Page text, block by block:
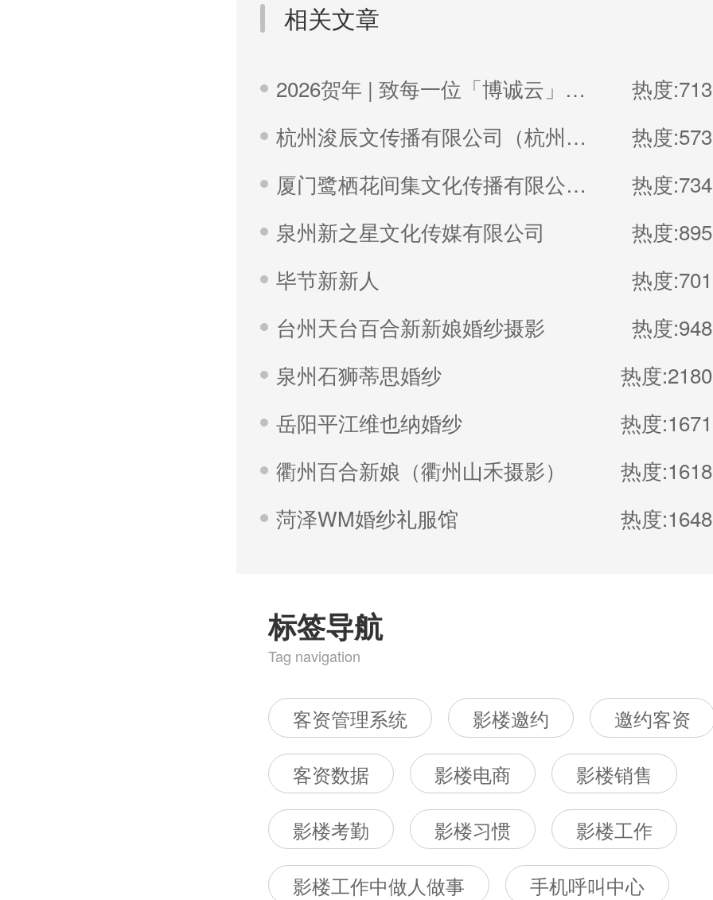
相关文章
2026贺年 | 致每一位「博诚云」的家人
热度:713
杭州浚辰文传播有限公司（杭州无界影像空间）
热度:573
厦门鹭栖花间集文化传播有限公司（福建厦门良辰集摄影）
热度:734
泉州新之星文化传媒有限公司
热度:895
毕节新新人
热度:701
台州天台百合新新娘婚纱摄影
热度:948
泉州石狮蒂思婚纱
热度:2180
岳阳平江维也纳婚纱
热度:1671
衢州百合新娘（衢州山禾摄影）
热度:1618
菏泽WM婚纱礼服馆
热度:1648
标签导航
Tag navigation
客资管理系统 影楼邀约
邀约客资
客资数据
影楼电商
影楼销售
影楼考勤
影楼习惯
影楼工作
影楼工作中做人做事
手机呼叫中心